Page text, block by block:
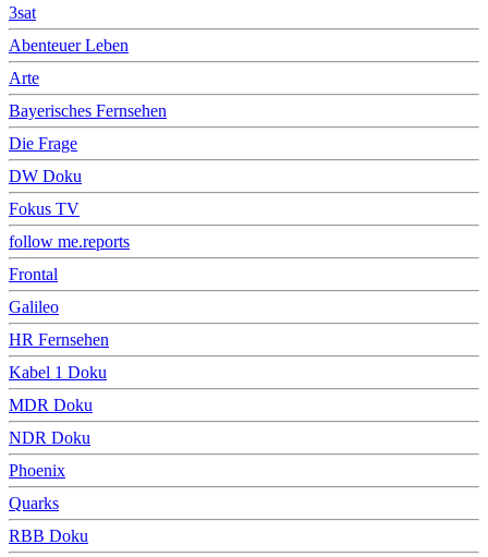
3sat
Abenteuer Leben
Arte
Bayerisches Fernsehen
Die Frage
DW Doku
Fokus TV
follow me.reports
Frontal
Galileo
HR Fernsehen
Kabel 1 Doku
MDR Doku
NDR Doku
Phoenix
Quarks
RBB Doku